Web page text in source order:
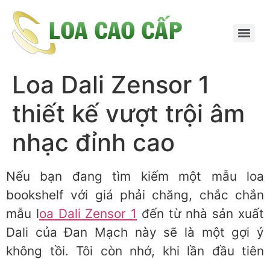
Loa Dali Zensor 1
thiết kế vượt trội âm
nhạc đỉnh cao
Nếu bạn đang tìm kiếm một mẫu loa
bookshelf với giá phải chăng, chắc chắn
mẫu loa Dali Zensor 1 đến từ nhà sản xuất
Dali của Đan Mạch này sẽ là một gợi ý
không tồi. Tôi còn nhớ, khi lần đầu tiên